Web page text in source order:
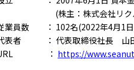
(株主：株式会社リ
業員数 ： 102名(2022年4月1日
表者 ： 代表取締役社長 山
： https://